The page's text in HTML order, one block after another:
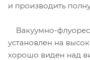
и производить
Вакуумно-
установлен на
хорошо виден над